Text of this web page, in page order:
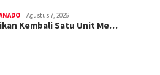
Agustus 7, 2026
Kembali Satu Unit Me…